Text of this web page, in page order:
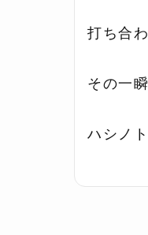
打ち合
その一瞬
ハシノ